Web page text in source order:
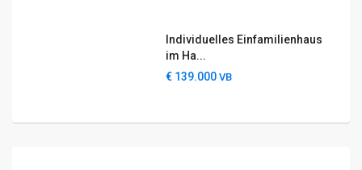
Individuelles Einfamilienhaus
im Ha...
€ 139.000VB